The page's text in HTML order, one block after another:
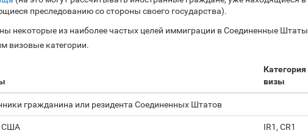
преследованию со стороны своего государства).
некоторые из наиболее частых целей иммиграции в Соединенные Штаты
визовые категории.
Категория
визы
гражданина или резидента Соединенных Штатов
США IR1, CR1